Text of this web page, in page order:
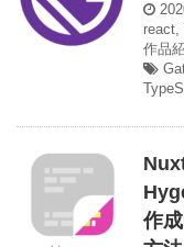
react,
作品
作